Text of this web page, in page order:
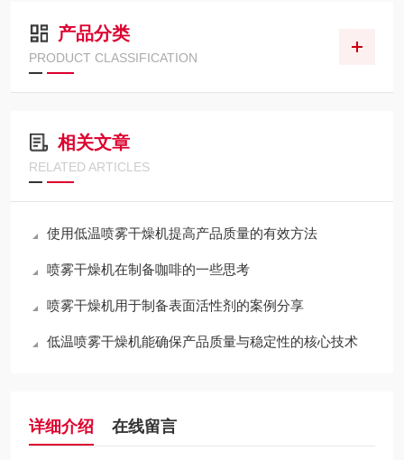
产品分类
PRODUCT CLASSIFICATION
相关文章
RELATED ARTICLES
使用低温喷雾干燥机提高产品质量的有效方法
喷雾干燥机在制备咖啡的一些思考
喷雾干燥机用于制备表面活性剂的案例分享
低温喷雾干燥机能确保产品质量与稳定性的核心技术
详细介绍 在线留言